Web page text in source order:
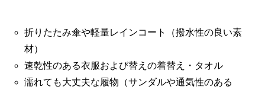
折りたたみ傘や軽量レインコート（撥水性の良い素
材）
速乾性のある衣服および替えの着替え・タオル
濡れても大丈夫な履物（サンダルや通気性のある